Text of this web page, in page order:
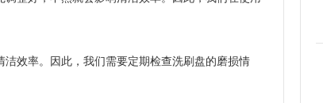
效率。因此，我们需要定期检查洗刷盘的磨损情